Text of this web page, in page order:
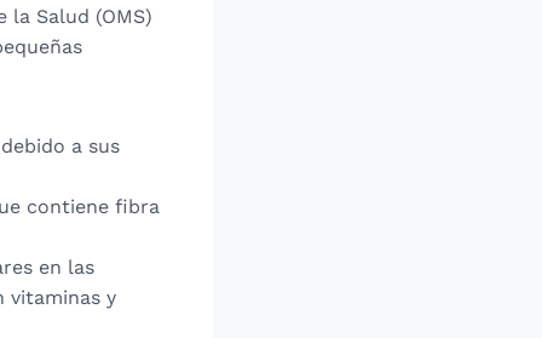
la Salud (OMS)
a sus
contiene fibra
en las
vitaminas y